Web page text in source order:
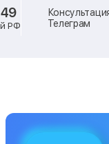
РФ
Телеграм